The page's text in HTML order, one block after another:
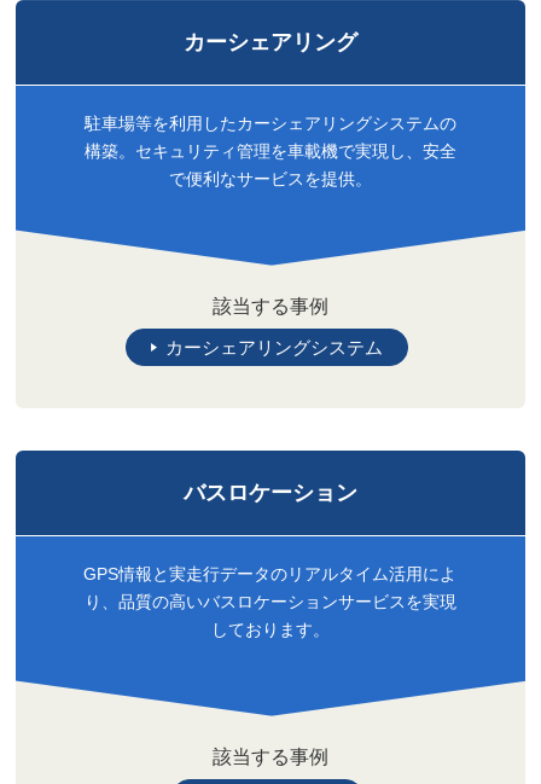
カーシェアリング
駐車場等を利用したカーシェアリングシステムの
構築。セキュリティ管理を車載機で実現し、安全
で便利なサービスを提供。
該当する事例
カーシェアリングシステム
バスロケーション
GPS情報と実走行データのリアルタイム活用によ
り、品質の高いバスロケーションサービスを実現
しております。
該当する事例